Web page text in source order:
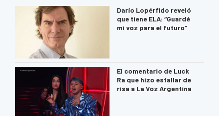
Darío Lopérfido reveló
que tiene ELA: “Guardé
mi voz para el futuro”
El comentario de Luck
Ra que hizo estallar de
risa a La Voz Argentina